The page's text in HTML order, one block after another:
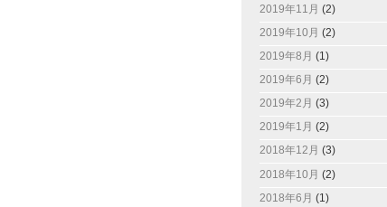
2019年11月 (2)
2019年10月 (2)
2019年8月 (1)
2019年6月 (2)
2019年2月 (3)
2019年1月 (2)
2018年12月 (3)
2018年10月 (2)
2018年6月 (1)